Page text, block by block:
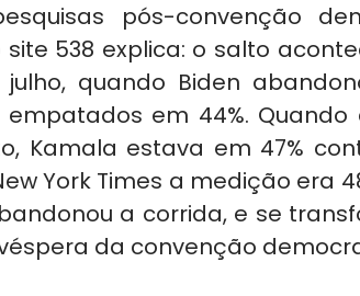
pós-convenção
538 explica: o salto
quando Biden
em 44%. Quando
Kamala estava em 47%
York Times a medição era
a corrida, e se
da convenção